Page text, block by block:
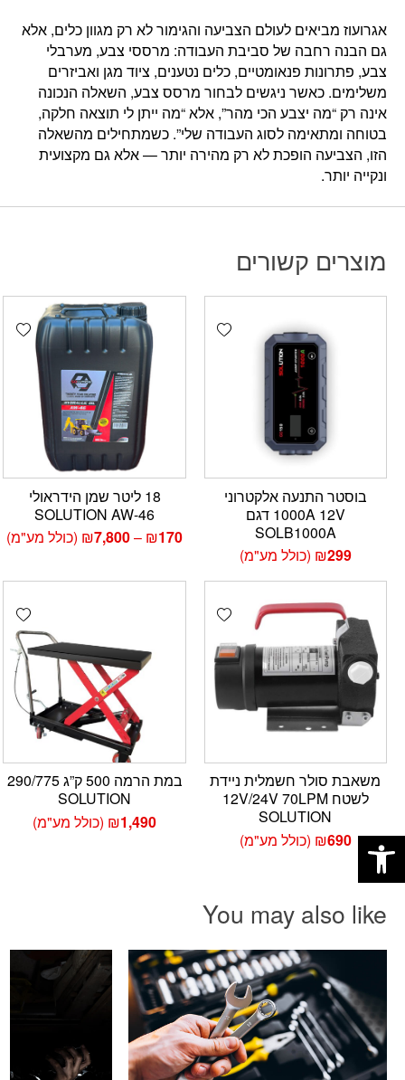
אגרועוז מביאים לעולם הצביעה והגימור לא רק מגוון כלים, אלא
גם הבנה רחבה של סביבת העבודה: מרססי צבע, מערבלי
צבע, פתרונות פנאומטיים, כלים נטענים, ציוד מגן ואביזרים
משלימים. כאשר ניגשים לבחור מרסס צבע, השאלה הנכונה
אינה רק “מה יצבע הכי מהר”, אלא “מה ייתן לי תוצאה חלקה,
בטוחה ומתאימה לסוג העבודה שלי”. כשמתחילים מהשאלה
הזו, הצביעה הופכת לא רק מהירה יותר — אלא גם מקצועית
ונקייה יותר.
מוצרים קשורים
Add wishlist
בוסטר התנעה אלקטרוני
1000A 12V דגם
SOLB1000A
₪299 (כולל מע"מ)
18 ליטר שמן הידראולי
SOLUTION AW-46
₪170
–
₪7,800 טווח
עד
(כולל מע"מ)
Add wishlist
משאבת סולר חשמלית ניידת
לשטח 12V/24V 70LPM
SOLUTION
₪690 (כולל מע"מ)
במת הרמה 500 ק”ג 290/775
SOLUTION
₪1,490 (כולל מע"מ)
You may also like
פתח סרגל נגישות